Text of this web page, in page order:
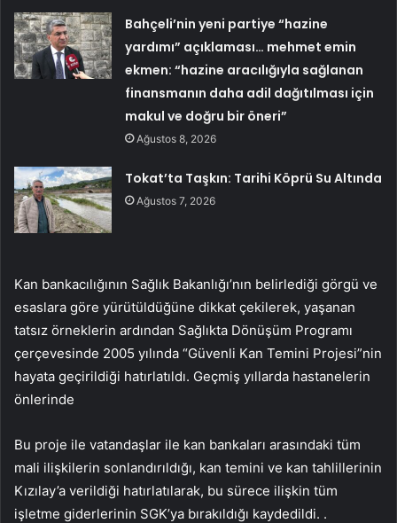
Bahçeli’nin yeni partiye “hazine
yardımı” açıklaması… mehmet emin
ekmen: “hazine aracılığıyla sağlanan
finansmanın daha adil dağıtılması için
makul ve doğru bir öneri”
Ağustos 8, 2026
Tokat’ta Taşkın: Tarihi Köprü Su Altında
Ağustos 7, 2026
Kan bankacılığının Sağlık Bakanlığı’nın belirlediği görgü ve
esaslara göre yürütüldüğüne dikkat çekilerek, yaşanan
tatsız örneklerin ardından Sağlıkta Dönüşüm Programı
çerçevesinde 2005 yılında “Güvenli Kan Temini Projesi”nin
hayata geçirildiği hatırlatıldı. Geçmiş yıllarda hastanelerin
önlerinde
Bu proje ile vatandaşlar ile kan bankaları arasındaki tüm
mali ilişkilerin sonlandırıldığı, kan temini ve kan tahlillerinin
Kızılay’a verildiği hatırlatılarak, bu sürece ilişkin tüm
işletme giderlerinin SGK’ya bırakıldığı kaydedildi. .